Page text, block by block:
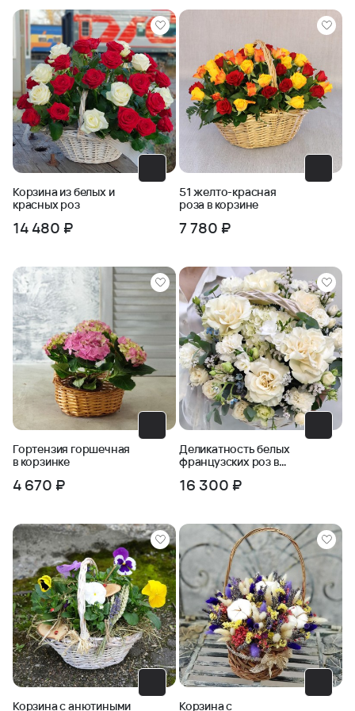
Корзина из белых и
красных роз
14 480 ₽
51 желто-красная
роза в корзине
7 780 ₽
Гортензия горшечная
в корзинке
4 670 ₽
Деликатность белых
французских роз в
16 300 ₽
Корзина с анютиными Корзина с